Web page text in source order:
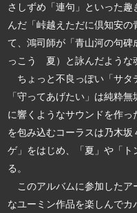
さしずめ「連句」といった
んだ「峠越えただに倶知安
て、鴻司師が「青山河の句
っこう 夏）と詠んだような
ちょっと不良っぽい「サタ
「守ってあげたい」は純粋
に響くようなサウンドを作
を包み込むコーラスは乃木
ゲ」をはじめ、「夏」や「
る。
このアルバムに参加したア
なユーミン作品を楽しんで